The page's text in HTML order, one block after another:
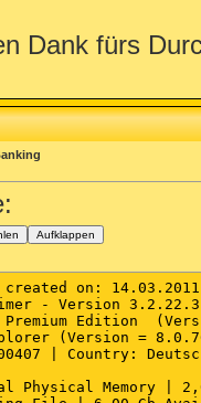
Dank fürs
Aufklappen
on:
- Version
Premium Edition
(Version =
| Country:
Physical Memory |